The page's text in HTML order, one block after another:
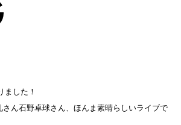
ました！
ん石野卓球さん、ほんま素晴らしいライブで